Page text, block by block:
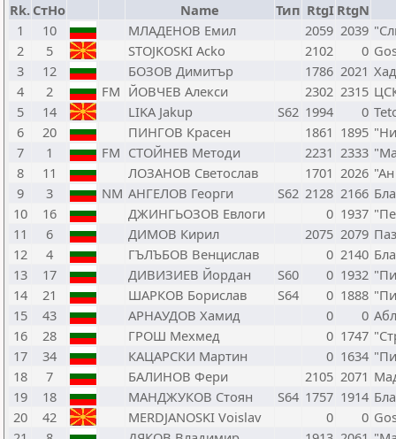
Rk. СтНо Name Тип RtgI RtgN
1
10 МЛАДЕНОВ Емил 2059 2039
2
5 STOJKOSKI Acko 2102 0
3
12 БОЗОВ Димитър 1786 2021
4
2 FM ЙОВЧЕВ Алекси 2302 2315
5
14 LIKA Jakup S62 1994 0
6
20 ПИНГОВ Красен 1861 1895
7
1 FM СТОЙНЕВ Методи 2231 2333
8
11 ЛОЗАНОВ Светослав 1701 2026
9
3 NM АНГЕЛОВ Георги S62 2128 2166
10
16 ДЖИНГЬОЗОВ Евлоги 0 1937
11
6 ДИМОВ Кирил 2075 2079
12
4 ГЪЛЪБОВ Венцислав 0 2140
13
17 ДИВИЗИЕВ Йордан S60 0 1932
14
21 ШАРКОВ Борислав S64 0 1888
15
43 АРНАУДОВ Хамид 0 0
16
28 ГРОШ Мехмед 0 1747
17
34 КАЦАРСКИ Мартин 0 1634
18
7 БАЛИНОВ Фери 2105 2071
19
18 МАНДЖУКОВ Стоян S64 1757 1914
20
42 MERDJANOSKI Voislav 0 0